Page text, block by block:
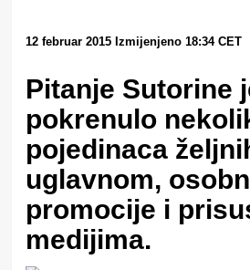
12 februar 2015 Izmijenjeno 18:34 CET
Pitanje Sutorine
pokrenulo
pojedinaca
uglavnom,
promocije i
medijima.